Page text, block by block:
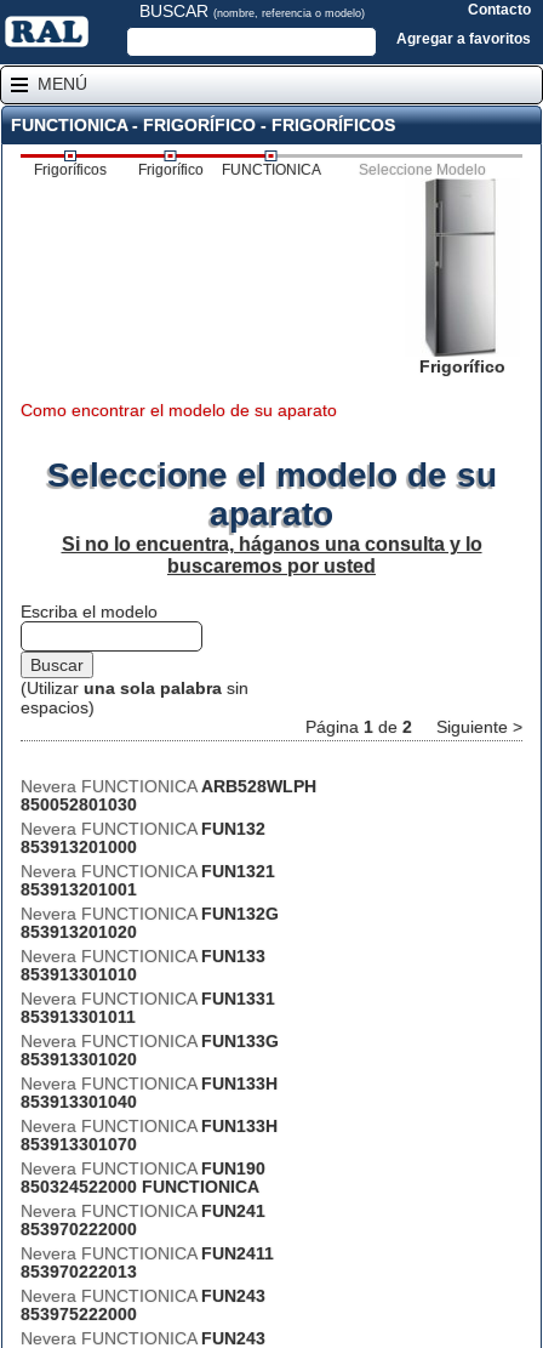
BUSCAR (nombre, referencia o modelo)
Contacto
Agregar a favoritos
MENÚ
FUNCTIONICA - FRIGORÍFICO - FRIGORÍFICOS
Frigoríficos Frigorífico FUNCTIONICA Seleccione Modelo
Frigorífico
Como encontrar el modelo de su aparato
Seleccione el modelo de su
aparato
Si no lo encuentra, háganos una consulta y lo
buscaremos por usted
Escriba el modelo
(Utilizar una sola palabra sin
espacios)
Página 1 de 2 Siguiente >
Nevera FUNCTIONICAARB528WLPH
850052801030
Nevera FUNCTIONICA FUN132
853913201000
Nevera FUNCTIONICA FUN1321
853913201001
Nevera FUNCTIONICA FUN132G
853913201020
Nevera FUNCTIONICA FUN133
853913301010
Nevera FUNCTIONICA FUN1331
853913301011
Nevera FUNCTIONICA FUN133G
853913301020
Nevera FUNCTIONICA FUN133H
853913301040
Nevera FUNCTIONICA FUN133H
853913301070
Nevera FUNCTIONICA FUN190
850324522000 FUNCTIONICA
Nevera FUNCTIONICA FUN241
853970222000
Nevera FUNCTIONICA FUN2411
853970222013
Nevera FUNCTIONICA FUN243
853975222000
Nevera FUNCTIONICA FUN243